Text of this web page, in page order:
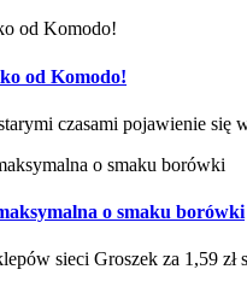
od Komodo!
czasami pojawienie się
o smaku borówki
sieci Groszek za 1,59 zł